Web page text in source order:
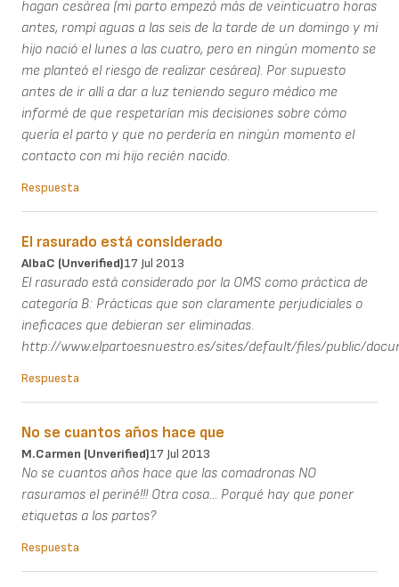
hagan cesárea (mi parto empezó más de veinticuatro horas
antes, rompí aguas a las seis de la tarde de un domingo y mi
hijo nació el lunes a las cuatro, pero en ningún momento se
me planteó el riesgo de realizar cesárea). Por supuesto
antes de ir allí a dar a luz teniendo seguro médico me
informé de que respetarían mis decisiones sobre cómo
quería el parto y que no perdería en ningún momento el
contacto con mi hijo recién nacido.
Respuesta
El rasurado está considerado
AlbaC (unverified)17 Jul 2013
El rasurado está considerado por la OMS como práctica de
categoría B: Prácticas que son claramente perjudiciales o
ineficaces que debieran ser eliminadas.
http://www.elpartoesnuestro.es/sites/default/files/public/
Respuesta
No se cuantos años hace que
M.Carmen (unverified)17 Jul 2013
No se cuantos años hace que las comadronas NO
rasuramos el periné!!! Otra cosa... Porqué hay que poner
etiquetas a los partos?
Respuesta